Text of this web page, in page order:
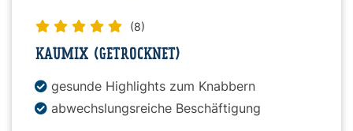
(8)
KAUMIX (GETROCKNET)
gesunde Highlights zum Knabbern
abwechslungsreiche Beschäftigung